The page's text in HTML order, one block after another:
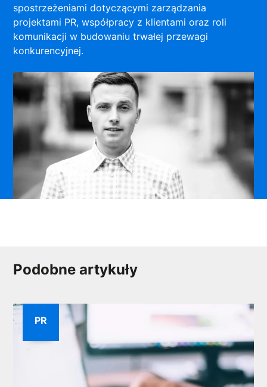
spostrzeżeniami dotyczącymi zarządzania
projektami PR, współpracy z klientami oraz roli
komunikacji w budowaniu trwałej przewagi
konkurencyjnej.
Podobne artykuły
PR